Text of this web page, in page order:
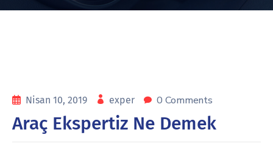
Nisan 10, 2019 exper 0 Comments
Araç Ekspertiz Ne Demek